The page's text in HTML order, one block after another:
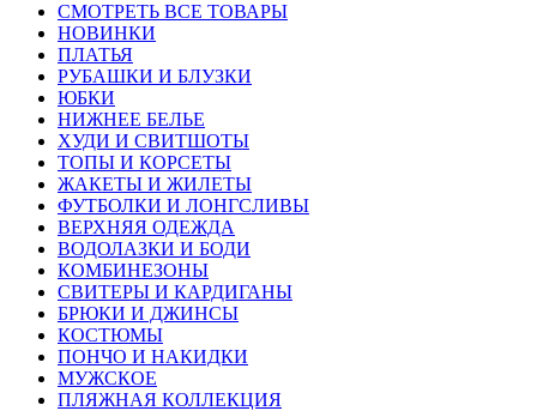
СМОТРЕТЬ ВСЕ ТОВАРЫ
НОВИНКИ
ПЛАТЬЯ
РУБАШКИ И БЛУЗКИ
ЮБКИ
НИЖНЕЕ БЕЛЬЕ
ХУДИ И СВИТШОТЫ
ТОПЫ И КОРСЕТЫ
ЖАКЕТЫ И ЖИЛЕТЫ
ФУТБОЛКИ И ЛОНГСЛИВЫ
ВЕРХНЯЯ ОДЕЖДА
ВОДОЛАЗКИ И БОДИ
КОМБИНЕЗОНЫ
СВИТЕРЫ И КАРДИГАНЫ
БРЮКИ И ДЖИНСЫ
КОСТЮМЫ
ПОНЧО И НАКИДКИ
МУЖСКОЕ
ПЛЯЖНАЯ КОЛЛЕКЦИЯ